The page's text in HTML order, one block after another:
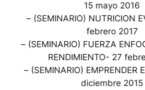
15 mayo 2016
– (SEMINARIO) NUTRICION
febrero 2017
– (SEMINARIO) FUERZA
RENDIMIENTO- 27
– (SEMINARIO) EMPRENDER
diciembre 2015